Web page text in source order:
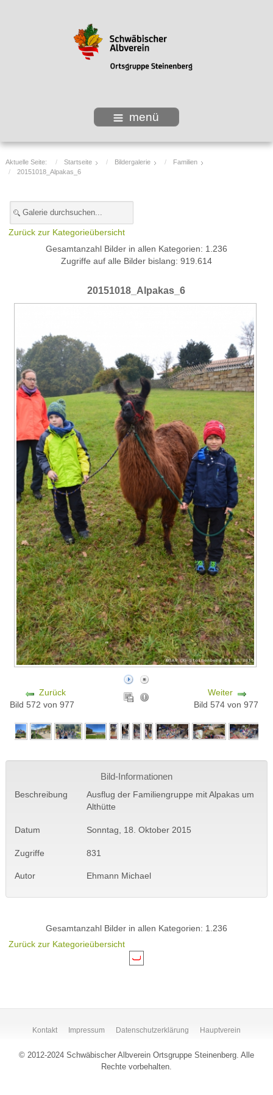
menü
Aktuelle Seite: Startseite Bildergalerie
Familien
20151018_Alpakas_6
Zurück zur Kategorieübersicht
Gesamtanzahl Bilder in allen Kategorien: 1.236
Zugriffe auf alle Bilder bislang: 919.614
20151018_Alpakas_6
Zurück
Bild 572 von 977
Weiter
Bild 574 von 977
Bild-Informationen
Beschreibung
Ausflug der Familiengruppe mit Alpakas um
Althütte
Datum Sonntag, 18. Oktober 2015
Zugriffe 831
Autor Ehmann Michael
Gesamtanzahl Bilder in allen Kategorien: 1.236
Zurück zur Kategorieübersicht
Kontakt Impressum Datenschutzerklärung Hauptverein
© 2012-2024 Schwäbischer Albverein Ortsgruppe Steinenberg. Alle
Rechte vorbehalten.